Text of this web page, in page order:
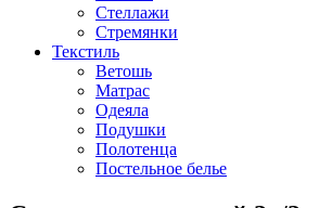
Стеллажи
Стремянки
Текстиль
Ветошь
Матрас
Одеяла
Подушки
Полотенца
Постельное белье